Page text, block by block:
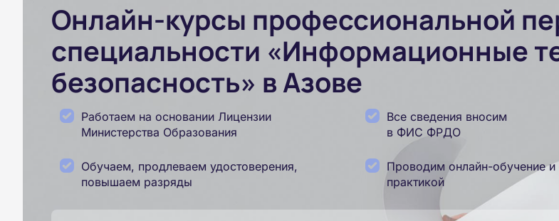
Онлайн-курсы профессиональной
специальности «Информационные
безопасность» в Азове
Работаем на основании Лицензии
Министерства Образования
Все сведения вносим
в ФИС ФРДО
Обучаем, продлеваем удостоверения,
повышаем разряды
Проводим онлайн-обучение и
практикой